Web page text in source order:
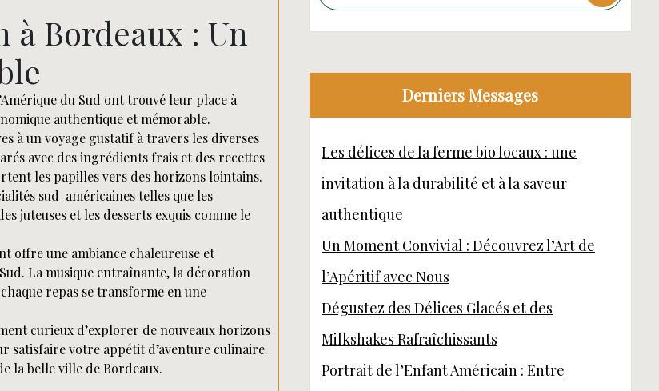
Bordeaux : Un
du Sud ont trouvé leur place à
authentique et mémorable.
à un voyage gustatif à travers les diverses
avec des ingrédients frais et des recettes
les papilles vers des horizons lointains.
sud-américaines telles que les
juteuses et les desserts exquis comme le
offre une ambiance chaleureuse et
La musique entraînante, la décoration
repas se transforme en une
curieux d’explorer de nouveaux horizons
satisfaire votre appétit d’aventure culinaire.
la belle ville de Bordeaux.
Derniers Messages
Les délices de la ferme bio locaux : une
invitation à la durabilité et à la saveur
authentique
Un Moment Convivial : Découvrez l’Art de
l’Apéritif avec Nous
Dégustez des Délices Glacés et des
Milkshakes Rafraîchissants
Portrait de l’Enfant Américain : Entre